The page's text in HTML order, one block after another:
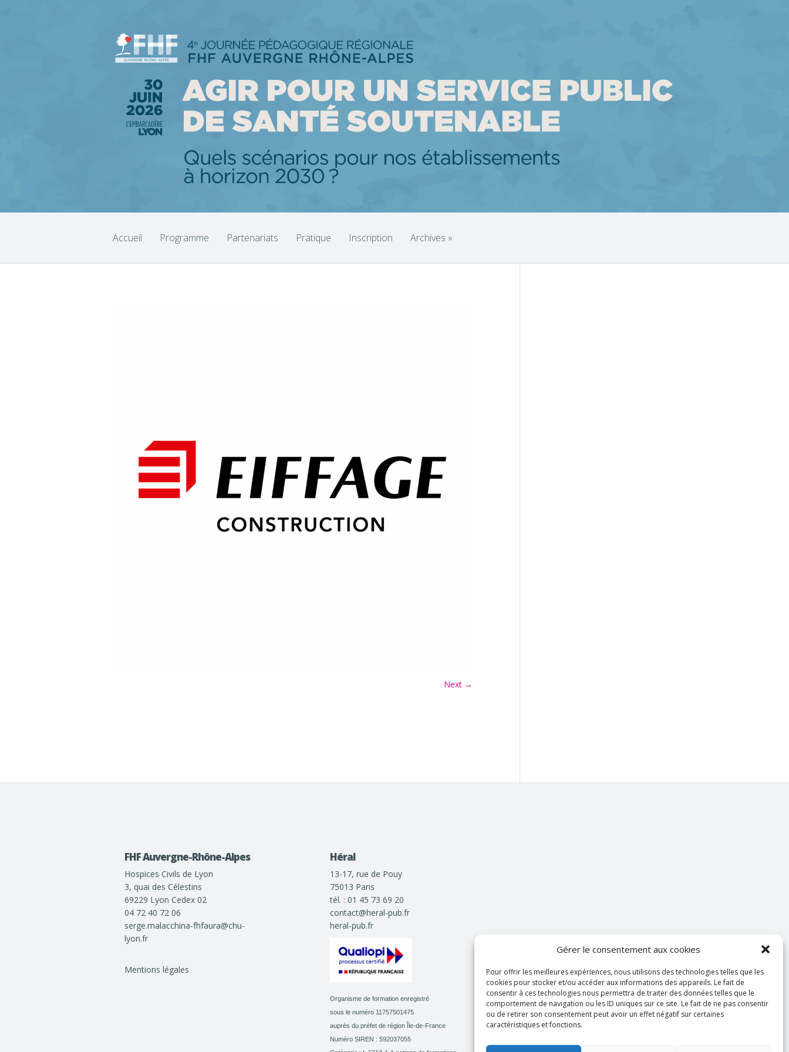
Gérer le consentement aux cookies
Pour offrir les meilleures expériences, nous utilisons des technologies telles que les
cookies pour stocker et/ou accéder aux informations des appareils. Le fait de
consentir à ces technologies nous permettra de traiter des données telles que le
comportement de navigation ou les ID uniques sur ce site. Le fait de ne pas consentir
ou de retirer son consentement peut avoir un effet négatif sur certaines
caractéristiques et fonctions.
Accueil Programme Partenariats Pratique Inscription Archives »
Next →
FHF Auvergne-Rhône-Alpes
Hospices Civils de Lyon
3, quai des Célestins
69229 Lyon Cedex 02
04 72 40 72 06
serge.malacchina-fhfaura@chu-
lyon.fr
Mentions légales
Héral
13-17, rue de Pouy
75013 Paris
tél. : 01 45 73 69 20
contact@heral-pub.fr
heral-pub.fr
Organisme de formation enregistré
sous le numéro 11757501475
auprès du préfet de région Île-de-France
Numéro SIREN : 592037055